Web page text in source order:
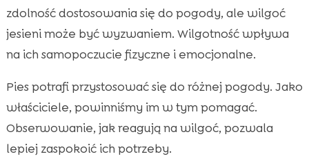
zdolność dostosowania się do pogody, ale wilgoć
jesieni może być wyzwaniem. Wilgotność wpływa
na ich samopoczucie fizyczne i emocjonalne.
Pies potrafi przystosować się do różnej pogody. Jako
właściciele, powinniśmy im w tym pomagać.
Obserwowanie, jak reagują na wilgoć, pozwala
lepiej zaspokoić ich potrzeby.